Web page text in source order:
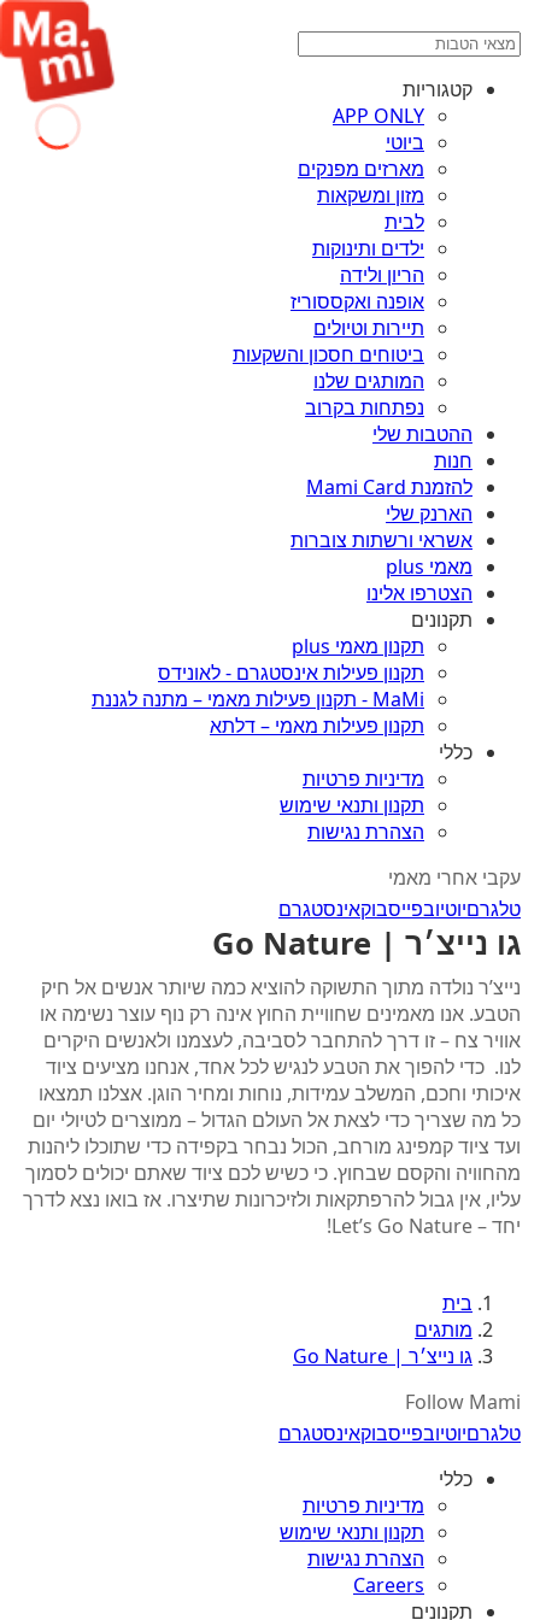
קטגוריות
APP ONLY
ביוטי
מארזים מפנקים
מזון ומשקאות
לבית
ילדים ותינוקות
הריון ולידה
אופנה ואקססוריז
תיירות וטיולים
ביטוחים חסכון והשקעות
המותגים שלנו
נפתחות בקרוב
ההטבות שלי
חנות
להזמנת Mami Card
הארנק שלי
אשראי ורשתות צוברות
מאמי plus
הצטרפו אלינו
תקנונים
תקנון מאמי plus
תקנון פעילות אינסטגרם - לאונידס
MaMi - תקנון פעילות מאמי – מתנה לגננת
תקנון פעילות מאמי – דלתא
כללי
מדיניות פרטיות
תקנון ותנאי שימוש
הצהרת נגישות
עקבי אחרי מאמי
טלגרםיוטיובפייסבוקאינסטגרם
גו נייצ׳ר | Go Nature
נייצ’ר נולדה מתוך התשוקה להוציא כמה שיותר אנשים אל חיק
הטבע. אנו מאמינים שחוויית החוץ אינה רק נוף עוצר נשימה או
אוויר צח – זו דרך להתחבר לסביבה, לעצמנו ולאנשים היקרים
לנו. כדי להפוך את הטבע לנגיש לכל אחד, אנחנו מציעים ציוד
איכותי וחכם, המשלב עמידות, נוחות ומחיר הוגן. אצלנו תמצאו
כל מה שצריך כדי לצאת אל העולם הגדול – ממוצרים לטיולי יום
ועד ציוד קמפינג מורחב, הכול נבחר בקפידה כדי שתוכלו ליהנות
מהחוויה והקסם שבחוץ. כי כשיש לכם ציוד שאתם יכולים לסמוך
עליו, אין גבול להרפתקאות ולזיכרונות שתיצרו. אז בואו נצא לדרך
יחד – Let’s Go Nature!
בית
מותגים
גו נייצ׳ר | Go Nature
Follow Mami
טלגרםיוטיובפייסבוקאינסטגרם
כללי
מדיניות פרטיות
תקנון ותנאי שימוש
הצהרת נגישות
Careers
תקנונים